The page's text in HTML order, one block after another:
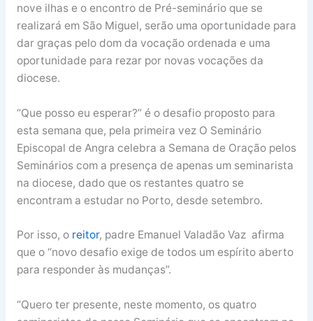
nove ilhas e o encontro de Pré-seminário que se
realizará em São Miguel, serão uma oportunidade para
dar graças pelo dom da vocação ordenada e uma
oportunidade para rezar por novas vocações da
diocese.
“Que posso eu esperar?” é o desafio proposto para
esta semana que, pela primeira vez O Seminário
Episcopal de Angra celebra a Semana de Oração pelos
Seminários com a presença de apenas um seminarista
na diocese, dado que os restantes quatro se
encontram a estudar no Porto, desde setembro.
Por isso, o reitor, padre Emanuel Valadão Vaz afirma
que o “novo desafio exige de todos um espírito aberto
para responder às mudanças”.
“Quero ter presente, neste momento, os quatro